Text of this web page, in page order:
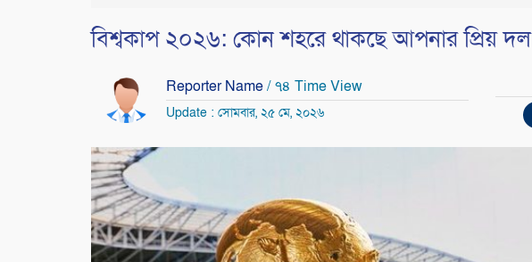
বিশ্বকাপ ২০২৬: কোন শহরে থাকছে আপনার প্রিয় দল
Reporter Name/ ৭৪ Time View
Update : সোমবার, ২৫ মে, ২০২৬